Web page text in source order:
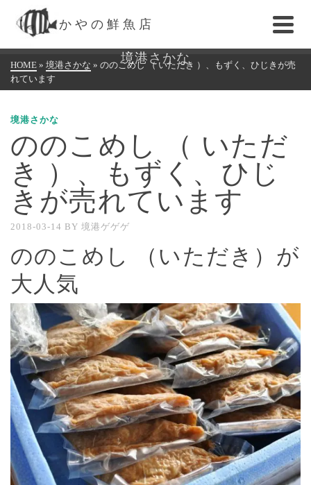
かやの鮮魚店
境港さかな
HOME » 境港さかな » ののこめし （ いただき ）、もずく、ひじきが売
れています
境港さかな
ののこめし （ いただ
き ）、もずく、ひじ
きが売れています
2018-03-14 BY 境港ゲゲゲ
ののこめし （いただき）が
大人気